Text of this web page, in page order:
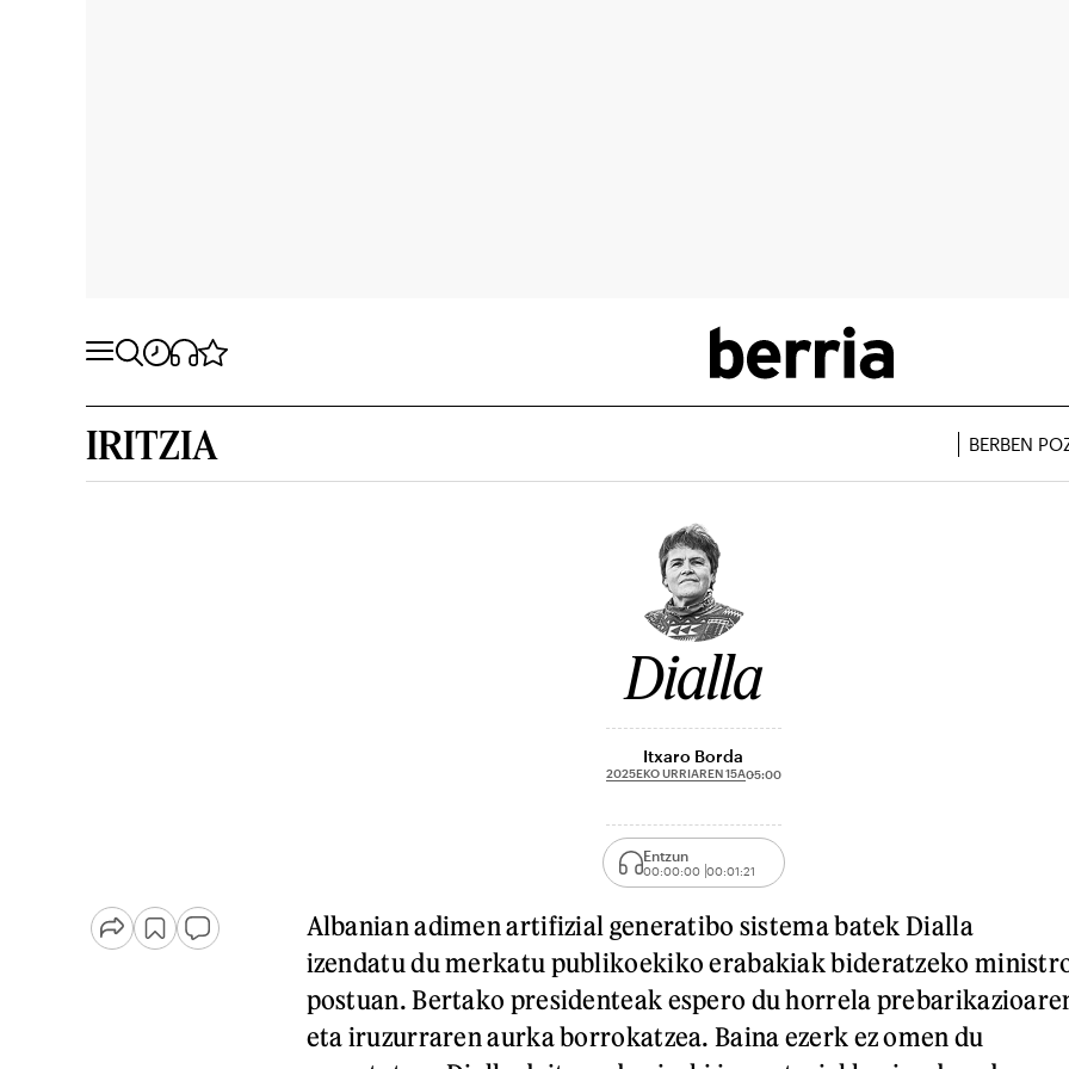
IRITZIA BERBEN
Dialla
Itxaro Borda
2025EKO URRIAREN 15A05:00
Entzun
00:00:00 00:01:21
Albanian adimen artifizial generatibo sistema batek Dialla
izendatu du merkatu publikoekiko erabakiak bideratzeko
postuan. Bertako presidenteak espero du horrela
eta iruzurraren aurka borrokatzea. Baina ezerk ez omen du